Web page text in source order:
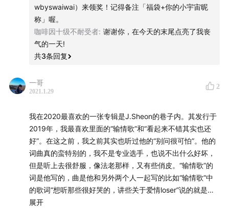
wbyswaiwai）来领奖！记得备注「福袋+你的小宇宙昵
称」喔。
咖啡因十级不耐受者: 谢谢你，在今天的末尾点亮了我丧
气的一天!
共3条回复
一哥
2021.1.29
2
我在2020最喜欢的一张专辑是J.Sheon的巷子内。其发行于
2019年，我最喜欢里面的“输情歌”和“看起来不错其实也还
好”。在这之前，我之前其实也听过他的“别问很可怕”。他的
词曲真的蛮特别的，我不是专业选手，也说不出什么好坏，
但是听上去很舒服，像法老那样，又有些俏皮。“输情歌”的
词是他写的，曲是他和另外两个人一起写的比如“输情歌”中
的歌词“想听那些很好哭的，讲些关于爱情loser”说的就是那
些流行的情歌，总在讲一些煽情的爱情故事；比如“她最爱的
展开